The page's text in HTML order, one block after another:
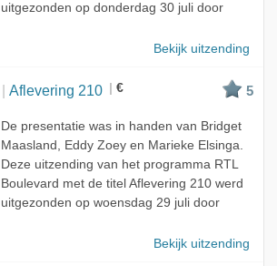
uitgezonden op donderdag 30 juli door
Bekijk uitzending
Aflevering 210 € 5
De presentatie was in handen van Bridget
Maasland, Eddy Zoey en Marieke Elsinga.
Deze uitzending van het programma RTL
Boulevard met de titel Aflevering 210 werd
uitgezonden op woensdag 29 juli door
Bekijk uitzending